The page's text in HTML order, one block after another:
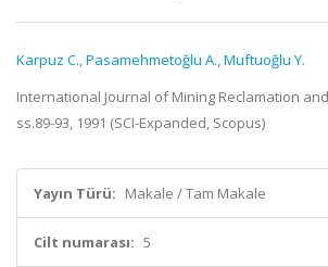
Karpuz C.,Pasamehmetoğlu A.,Muftuoğlu Y.
International Journal of Mining Reclamation
ss.89-93, 1991 (SCI-Expanded, Scopus)
Yayın Türü: Makale / Tam Makale
Cilt numarası: 5